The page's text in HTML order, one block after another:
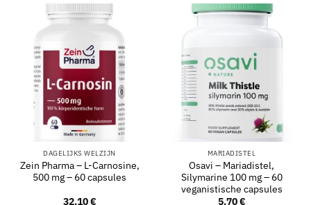
DAGELIJKS WELZIJN
Zein Pharma – L-Carnosine,
500 mg – 60 capsules
32.10€
MARIADISTEL
Osavi – Mariadistel,
Silymarine 100 mg – 60
veganistische capsules
5.70€